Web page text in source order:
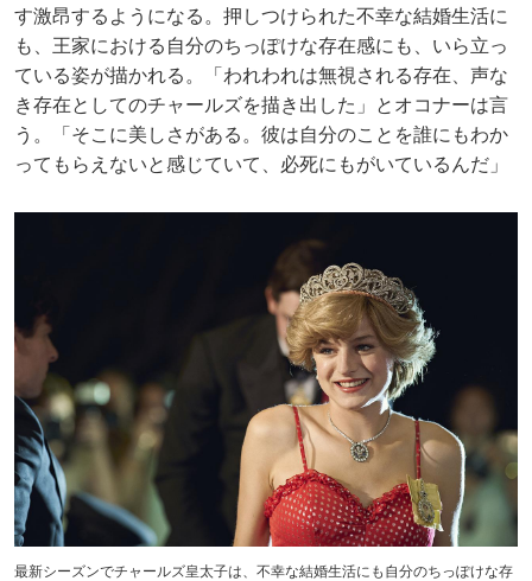
す激昂するようになる。押しつけられた不幸な結婚生活に
も、王家における自分のちっぽけな存在感にも、いら立っ
ている姿が描かれる。「われわれは無視される存在、声な
き存在としてのチャールズを描き出した」とオコナーは言
う。「そこに美しさがある。彼は自分のことを誰にもわか
ってもらえないと感じていて、必死にもがいているんだ」
最新シーズンでチャールズ皇太子は、不幸な結婚生活にも自分のちっぽけな存